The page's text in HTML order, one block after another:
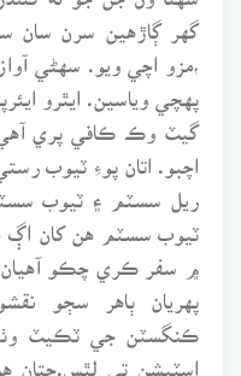
گهر ڳاڙهين سرن سان
،مزو اچي ويو. سهڻي
پهچي وياسين. ايٿرو
گيٽ وڪ ڪافي پري آهي.
اچبو. اتان پوءِ ٽيوب
ريل سسٽم ۽ ٽيوب
ٽيوب سسٽم هن کان
۾ سفر ڪري چڪو آهيان.
پهريان ٻاهر سڄو
ڪنگسٽن جي ٽڪيٽ
اسٽيشن تي لٿس.جتان